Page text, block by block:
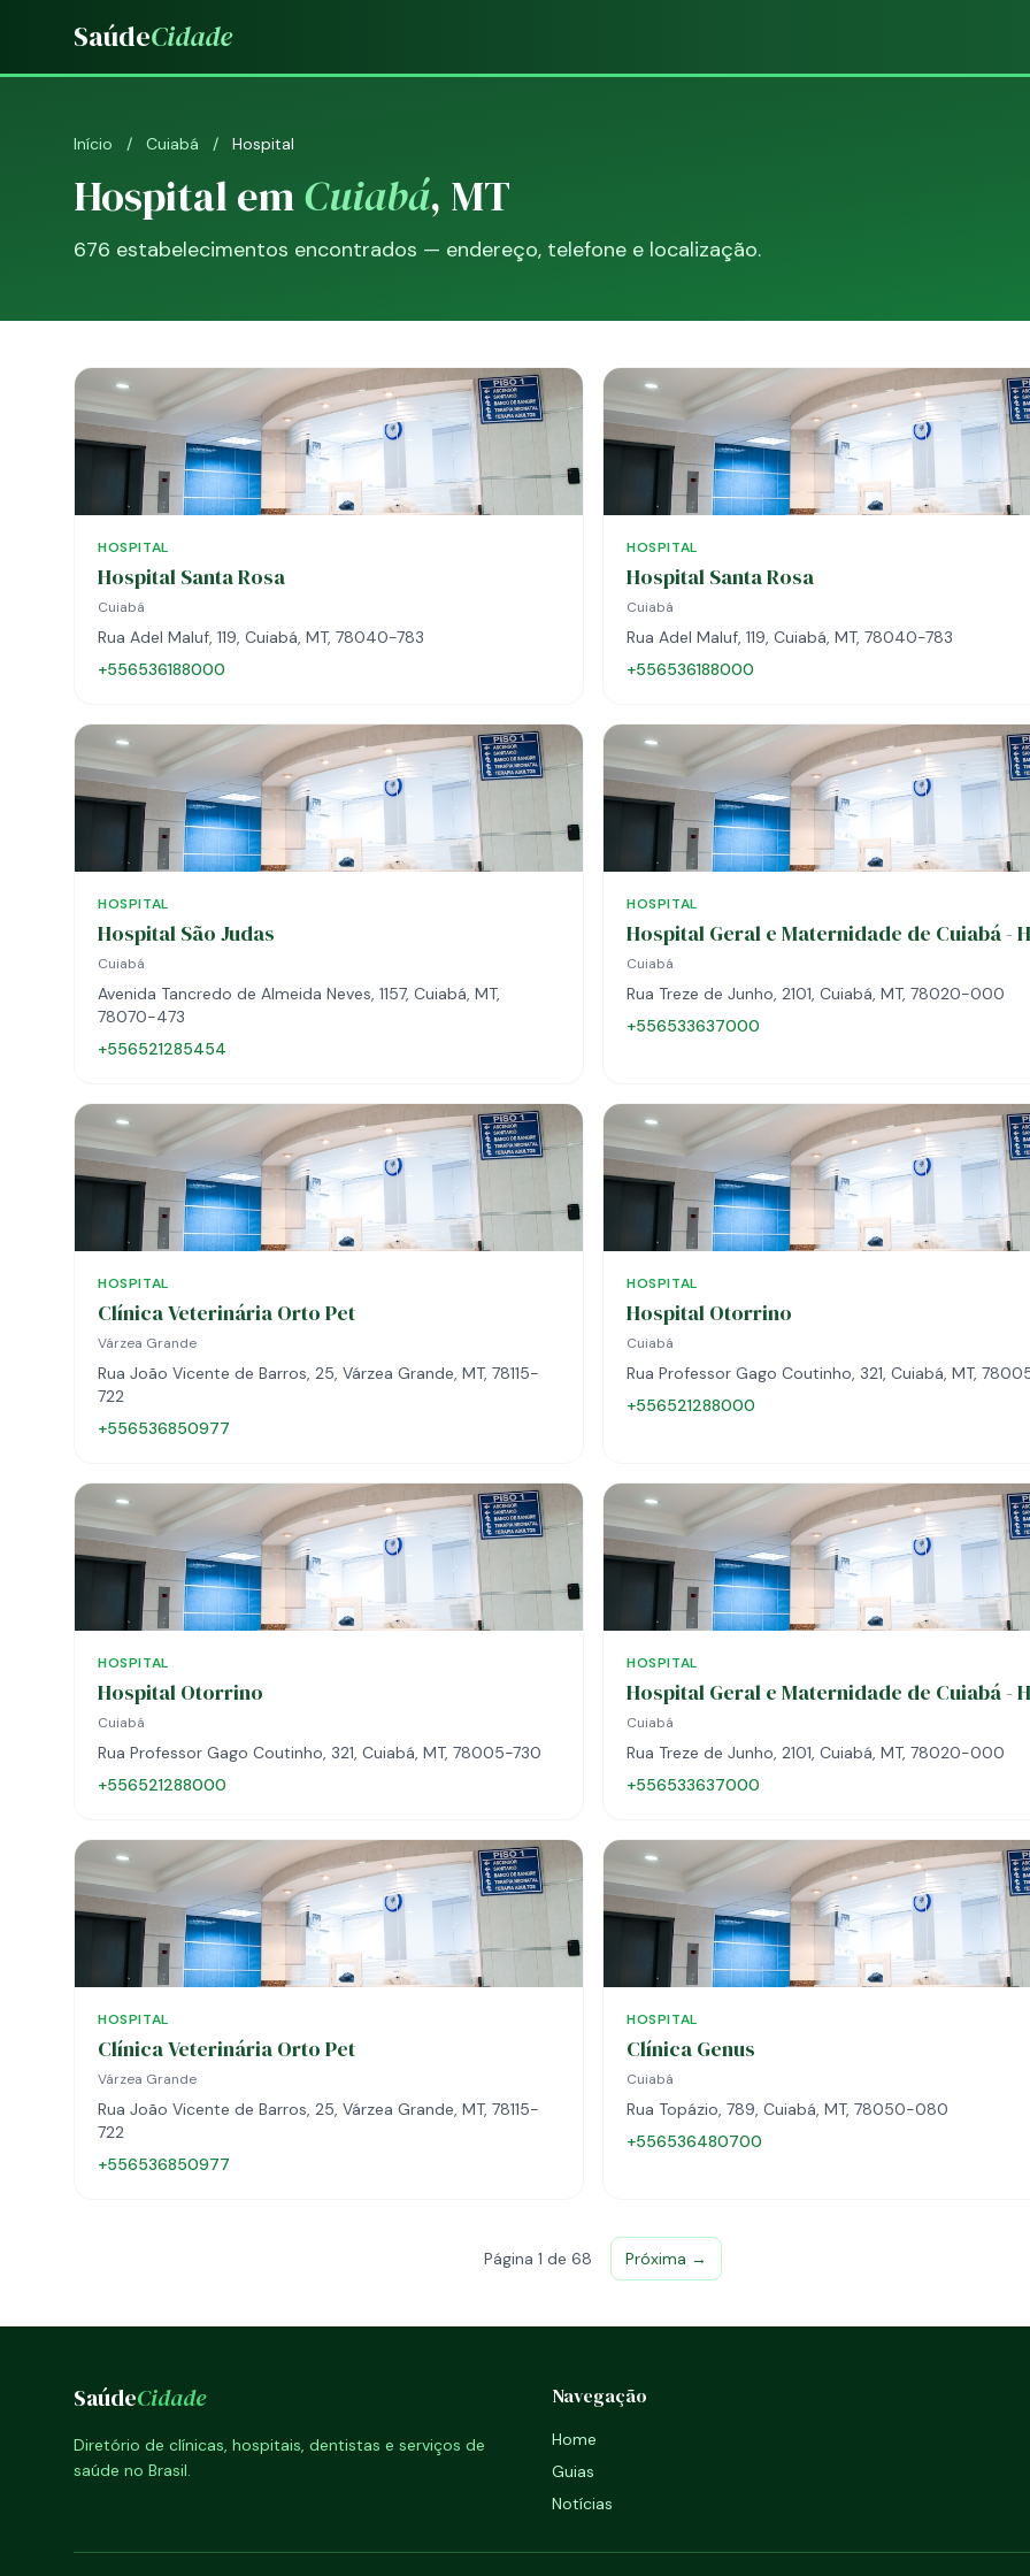
SaúdeCidade
Início / Cuiabá / Hospital
Hospital emCuiabá, MT
676 estabelecimentos encontrados — endereço, telefone e localização.
HOSPITAL
Hospital Santa Rosa
Cuiabá
Rua Adel Maluf, 119, Cuiabá, MT, 78040-783
+556536188000
HOSPITAL
Hospital Santa Rosa
Cuiabá
Rua Adel Maluf, 119, Cuiabá, MT, 78040-783
+556536188000
HOSPITAL
Hospital São Judas
Cuiabá
Avenida Tancredo de Almeida Neves, 1157, Cuiabá, MT,
78070-473
+556521285454
HOSPITAL
Hospital Geral e Maternidade de Cuiabá -
Cuiabá
Rua Treze de Junho, 2101, Cuiabá, MT, 78020-000
+556533637000
HOSPITAL
Clínica Veterinária Orto Pet
Várzea Grande
Rua João Vicente de Barros, 25, Várzea Grande, MT, 78115-
722
+556536850977
HOSPITAL
Hospital Otorrino
Cuiabá
Rua Professor Gago Coutinho, 321, Cuiabá, MT,
+556521288000
HOSPITAL
Hospital Otorrino
Cuiabá
Rua Professor Gago Coutinho, 321, Cuiabá, MT, 78005-730
+556521288000
HOSPITAL
Hospital Geral e Maternidade de Cuiabá -
Cuiabá
Rua Treze de Junho, 2101, Cuiabá, MT, 78020-000
+556533637000
HOSPITAL
Clínica Veterinária Orto Pet
Várzea Grande
Rua João Vicente de Barros, 25, Várzea Grande, MT, 78115-
722
+556536850977
HOSPITAL
Clínica Genus
Cuiabá
Rua Topázio, 789, Cuiabá, MT, 78050-080
+556536480700
Página 1 de 68 Próxima →
SaúdeCidade
Diretório de clínicas, hospitais, dentistas e serviços de
saúde no Brasil.
Navegação
Home
Guias
Notícias